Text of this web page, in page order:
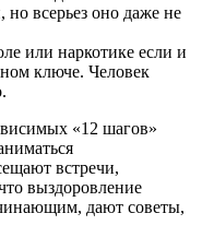
но всерьез оно даже не
или наркотике если и
ключе. Человек
«12 шагов»
встречи,
выздоровление
дают советы,